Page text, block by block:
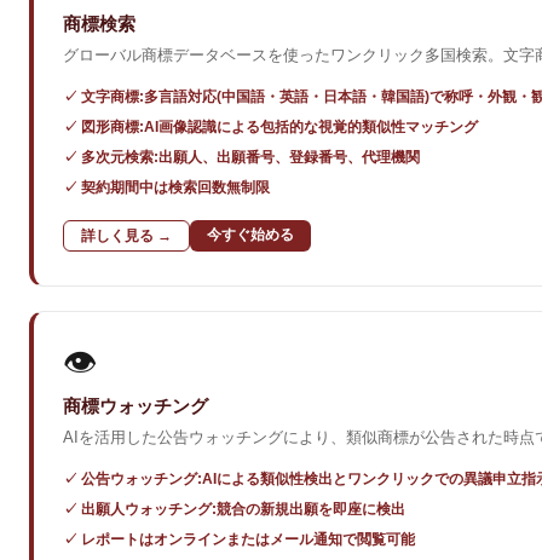
商標検索
グローバル商標データベースを使ったワンクリック多国検索。文
✓ 文字商標:多言語対応(中国語・英語・日本語・韓国語)で称呼・外観・
✓ 図形商標:AI画像認識による包括的な視覚的類似性マッチング
✓ 多次元検索:出願人、出願番号、登録番号、代理機関
✓ 契約期間中は検索回数無制限
詳しく見る → 今すぐ始める
👁️
商標ウォッチング
AIを活用した公告ウォッチングにより、類似商標が公告された時
✓ 公告ウォッチング:AIによる類似性検出とワンクリックでの異議申立指
✓ 出願人ウォッチング:競合の新規出願を即座に検出
✓ レポートはオンラインまたはメール通知で閲覧可能